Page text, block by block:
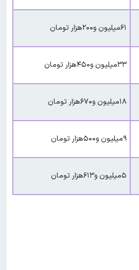
۶۱میلیون و۲۰۰هزار تومان
۳۳میلیون و۴۵۰هزار تومان
۱۸میلیون و۶۷۰هزار تومان
۹میلیون و۵۰۰هزار تومان
۵میلیون و۶۱۳هزار تومان